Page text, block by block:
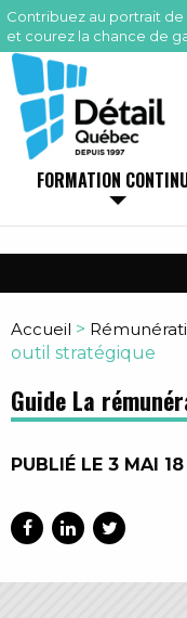
Contribuez au portrait
et courez la chance de
FORMATION
Accueil >
outil stratégique
Guide La
PUBLIÉ LE 3 MAI 18